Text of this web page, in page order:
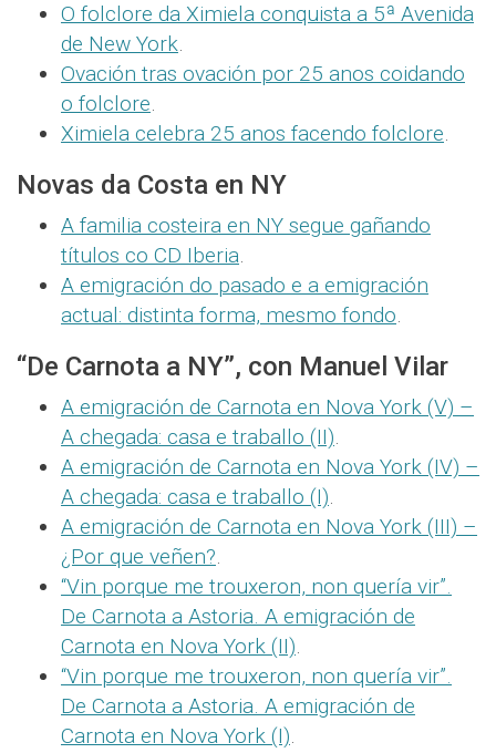
O folclore da Ximiela conquista a 5ª Avenida
de New York.
Ovación tras ovación por 25 anos coidando
o folclore.
Ximiela celebra 25 anos facendo folclore.
Novas da Costa en NY
A familia costeira en NY segue gañando
títulos co CD Iberia.
A emigración do pasado e a emigración
actual: distinta forma, mesmo fondo.
“De Carnota a NY”, con Manuel Vilar
A emigración de Carnota en Nova York (V) –
A chegada: casa e traballo (II).
A emigración de Carnota en Nova York (IV) –
A chegada: casa e traballo (I).
A emigración de Carnota en Nova York (III) –
¿Por que veñen?.
“Vin porque me trouxeron, non quería vir”.
De Carnota a Astoria. A emigración de
Carnota en Nova York (II).
“Vin porque me trouxeron, non quería vir”.
De Carnota a Astoria. A emigración de
Carnota en Nova York (I).